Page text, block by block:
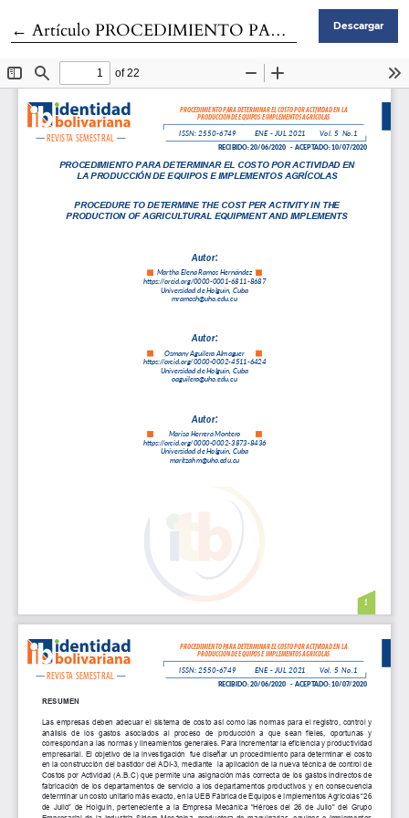
← Volver a los detalles del artículo
Artículo PROCEDIMIENTO PARA DETERMINAR EL COSTO POR ACTIVIDAD EN LA PRODUCCIÓN DE EQUIPOS E IMPLEMENTOS AGRÍCOLAS Descargar